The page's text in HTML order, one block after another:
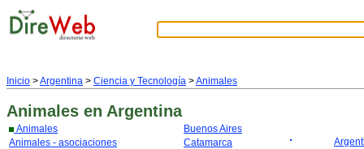
Inicio >Argentina > Ciencia y Tecnología >Animales
Animales en Argentina
Animales
Animales - asociaciones
Buenos Aires
Catamarca